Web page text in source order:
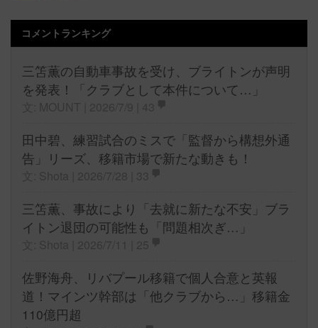
コメントランキング
三笘薫の自動車事故を受け、ブライトンが声明
を発表！「クラブとして本件について…」
田中碧、練習試合のミスで「監督から構想外通
告」リーズ、移籍市場で新たな動きも！
三笘薫、事故により「去就に新たな不安」ブラ
イトン退団の可能性も「問題相次ぎ…」
佐野海舟、リバプール移籍で個人合意と英報
道！マインツ幹部は「他クラブから…」移籍金
110億円超